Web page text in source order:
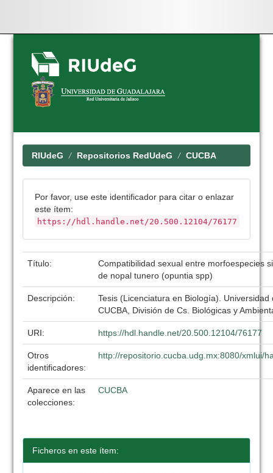
Skip
navigation
RIUdeG Repositorios RedUdeG CUCBA
Por favor, use este identificador para citar o enlazar
este ítem:
https://hdl.handle.net/20.500.12104/76177
Título:
Compatibilidad sexual entre morfoespecies
de nopal tunero (opuntia spp)
Descripción:
Tesis (Licenciatura en Biología). Universidad
CUCBA, División de Cs. Biológicas y
URI: https://hdl.handle.net/20.500.12104/76177
Otros
identificadores:
http://repositorio.cucba.udg.mx:8080/xmlui/
Aparece en las
colecciones:
CUCBA
Ficheros en este ítem: